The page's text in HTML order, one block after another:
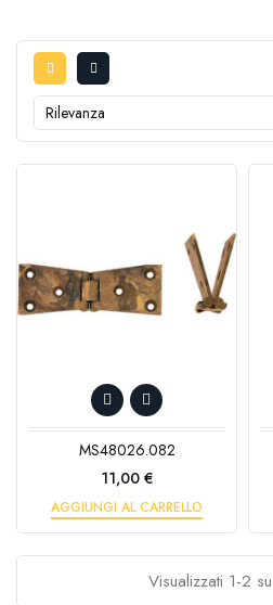
Rilevanza
MS48026.082
Prezzo
11,00 €
AGGIUNGI AL CARRELLO
Visualizzati 1-2